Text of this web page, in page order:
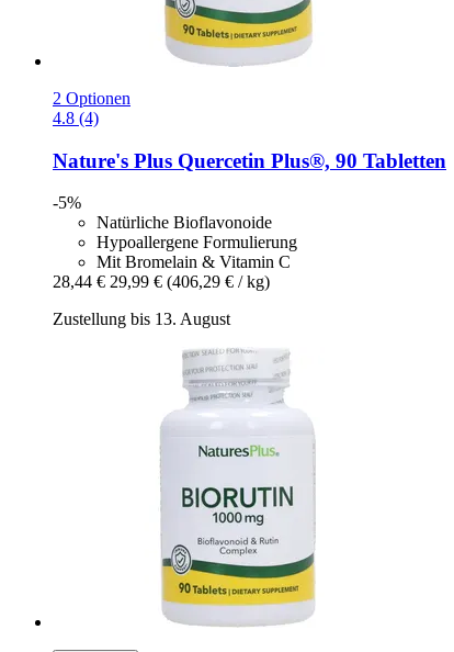
2 Optionen
4.8 (4)
Nature's Plus Quercetin Plus®, 90 Tabletten
-5%
Natürliche Bioflavonoide
Hypoallergene Formulierung
Mit Bromelain & Vitamin C
28,44 € 29,99 € (406,29 € / kg)
Zustellung bis 13. August